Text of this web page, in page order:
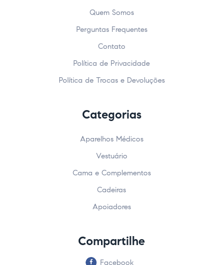
Quem Somos
Perguntas Frequentes
Contato
Política de Privacidade
Política de Trocas e Devoluções
Categorias
Aparelhos Médicos
Vestuário
Cama e Complementos
Cadeiras
Apoiadores
Compartilhe
Facebook